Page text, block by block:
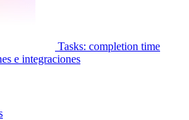
Tasks: completion time
e integraciones